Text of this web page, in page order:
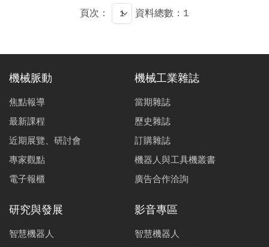
頁次： 資料總數：1
機械脈動
焦點報導
最新課程
近期展覽、研討會
專家觀點
電子報櫃
機械工業雜誌
當期雜誌
歷史雜誌
訂購雜誌
機器人與工具機叢書
廣告合作洽詢
研究與發展
智慧機器人
影音專區
智慧機器人